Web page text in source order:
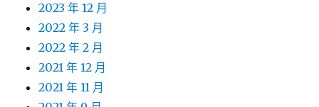
2023 年 12 月
2022 年 3 月
2022 年 2 月
2021 年 12 月
2021 年 11 月